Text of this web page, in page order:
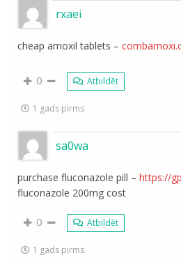
rxaei
cheap amoxil tablets –
0 Atbildēt
1 gads pirms
sa0wa
purchase fluconazole pill –https://
fluconazole 200mg cost
0 Atbildēt
1 gads pirms